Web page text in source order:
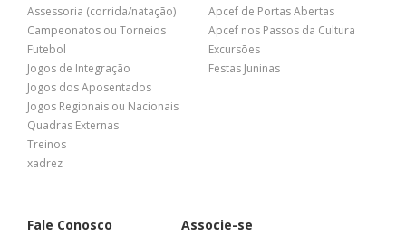
Assessoria (corrida/natação)
Campeonatos ou Torneios
Futebol
Jogos de Integração
Jogos dos Aposentados
Jogos Regionais ou Nacionais
Quadras Externas
Treinos
xadrez
Apcef de Portas Abertas
Apcef nos Passos da Cultura
Excursões
Festas Juninas
Fale Conosco Associe-se